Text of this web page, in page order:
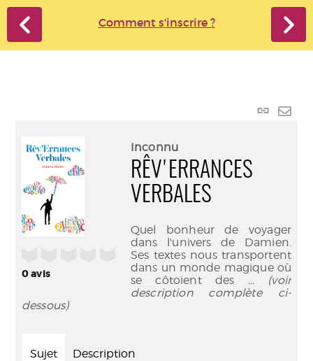
Comment s'inscrire ?
Lien
0avis
Inconnu
RÊV'ERRANCES
VERBALES
Quel bonheur de voyager
dans l'univers de Damien.
Ses textes nous transportent
dans un monde magique où
se côtoient des ... (voir
description complète ci-
dessous)
Sujet Description